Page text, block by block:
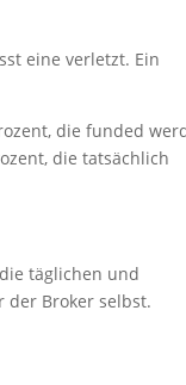
eine verletzt. Ein
die funded
die tatsächlich
täglichen und
der Broker selbst.